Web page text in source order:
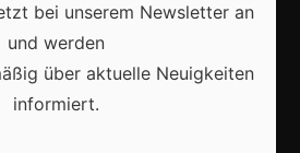
Traditionen, Kostüme und
Feierkultur
bei unserem Newsletter an
und werden
über aktuelle Neuigkeiten
informiert.